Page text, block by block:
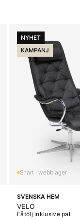
NYHET
KAMPANJ
SVENSKA HEM
VELO
Fåtölj inklusive pall